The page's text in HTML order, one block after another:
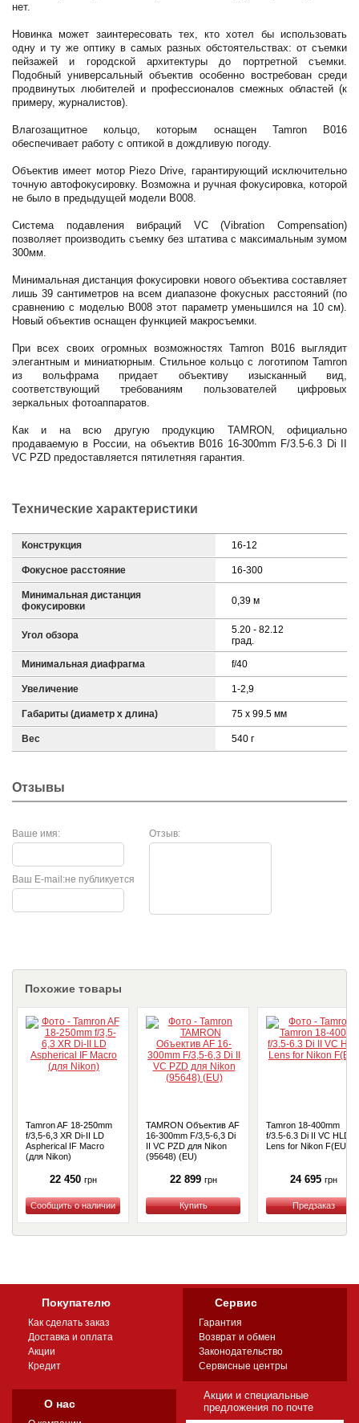
нет.
Новинка может заинтересовать тех, кто хотел бы использовать
одну и ту же оптику в самых разных обстоятельствах: от съемки
пейзажей и городской архитектуры до портретной съемки.
Подобный универсальный объектив особенно востребован среди
продвинутых любителей и профессионалов смежных областей (к
примеру, журналистов).
Влагозащитное кольцо, которым оснащен Tamron B016
обеспечивает работу с оптикой в дождливую погоду.
Объектив имеет мотор Piezo Drive, гарантирующий исключительно
точную автофокусировку. Возможна и ручная фокусировка, которой
не было в предыдущей модели B008.
Система подавления вибраций VC (Vibration Compensation)
позволяет производить съемку без штатива с максимальным зумом
300мм.
Минимальная дистанция фокусировки нового объектива составляет
лишь 39 сантиметров на всем диапазоне фокусных расстояний (по
сравнению с моделью B008 этот параметр уменьшился на 10 см).
Новый объектив оснащен функцией макросъемки.
При всех своих огромных возможностях Tamron B016 выглядит
элегантным и миниатюрным. Стильное кольцо с логотипом Tamron
из вольфрама придает объективу изысканный вид,
соответствующий требованиям пользователей цифровых
зеркальных фотоаппаратов.
Как и на всю другую продукцию TAMRON, официально
продаваемую в России, на объектив B016 16-300mm F/3.5-6.3 Di II
VC PZD предоставляется пятилетняя гарантия.
Технические характеристики
Конструкция 16-12
Фокусное расстояние 16-300
Минимальная дистанция
фокусировки
0,39 м
Угол обзора
5.20 - 82.12
град.
Минимальная диафрагма f/40
Увеличение 1-2,9
Габариты (диаметр х длина) 75 x 99.5 мм
Вес 540 г
Отзывы
Ваше имя: Отзыв:
не публикуется
Ваш E-mail:
Похожие товары
Tamron AF 18-250mm
f/3,5-6,3 XR Di-II LD
Aspherical IF Macro
(для Nikon)
22 450 грн
Купить
TAMRON Объектив AF
16-300mm F/3,5-6,3 Di
II VC PZD для Nikon
(95648) (EU)
22 899 грн
Купить
Tamron 18-400mm
f/3.5-6.3 Di II VC HLD
Lens for Nikon F(EU)
24 695 грн
Купить
Покупателю
Как сделать заказ
Доставка и оплата
Акции
Кредит
Сервис
Гарантия
Возврат и обмен
Законодательство
Сервисные центры
О нас
Акции и специальные
предложения по почте